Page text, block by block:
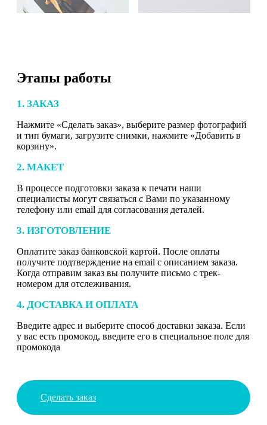
Этапы работы
1. ЗАКАЗ
Нажмите «Сделать заказ», выберите размер фотографий
и тип бумаги, загрузите снимки, нажмите «Добавить в
корзину».
2. МАКЕТ
В процессе подготовки заказа к печати наши
специалисты могут связаться с Вами по указанному
телефону или email для согласования деталей.
3. ИЗГОТОВЛЕНИЕ
Оплатите заказ банковской картой. После оплаты
получите подтверждение на email с описанием заказа.
Когда отправим заказ вы получите письмо с трек-
номером для отслеживания.
4. ДОСТАВКА И ОПЛАТА
Введите адрес и выберите способ доставки заказа. Если
у вас есть промокод, введите его в специальное поле для
промокода
Сделать заказ